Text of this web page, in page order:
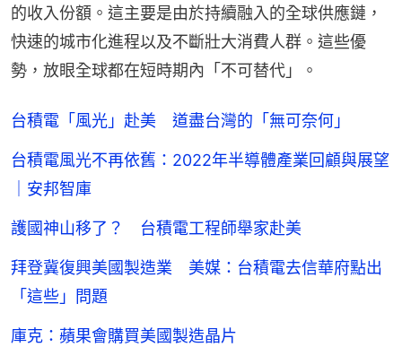
的收入份額。這主要是由於持續融入的全球供應鏈，
快速的城市化進程以及不斷壯大消費人群。這些優
勢，放眼全球都在短時期內「不可替代」。
台積電「風光」赴美 道盡台灣的「無可奈何」
台積電風光不再依舊：2022年半導體產業回顧與展望
｜安邦智庫
護國神山移了？ 台積電工程師舉家赴美
拜登冀復興美國製造業 美媒：台積電去信華府點出
「這些」問題
庫克：蘋果會購買美國製造晶片